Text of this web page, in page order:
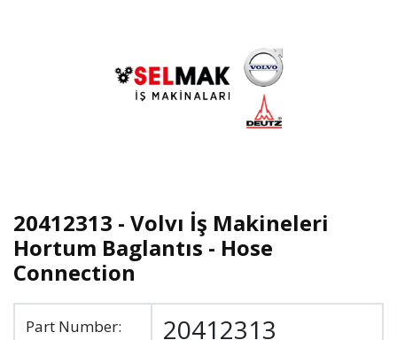
20412313 - Volvı İş Makineleri
Hortum Baglantıs - Hose
Connection
Part Number: 20412313